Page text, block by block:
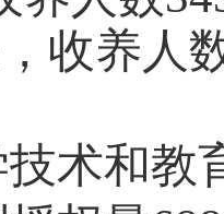
收养人
术和教